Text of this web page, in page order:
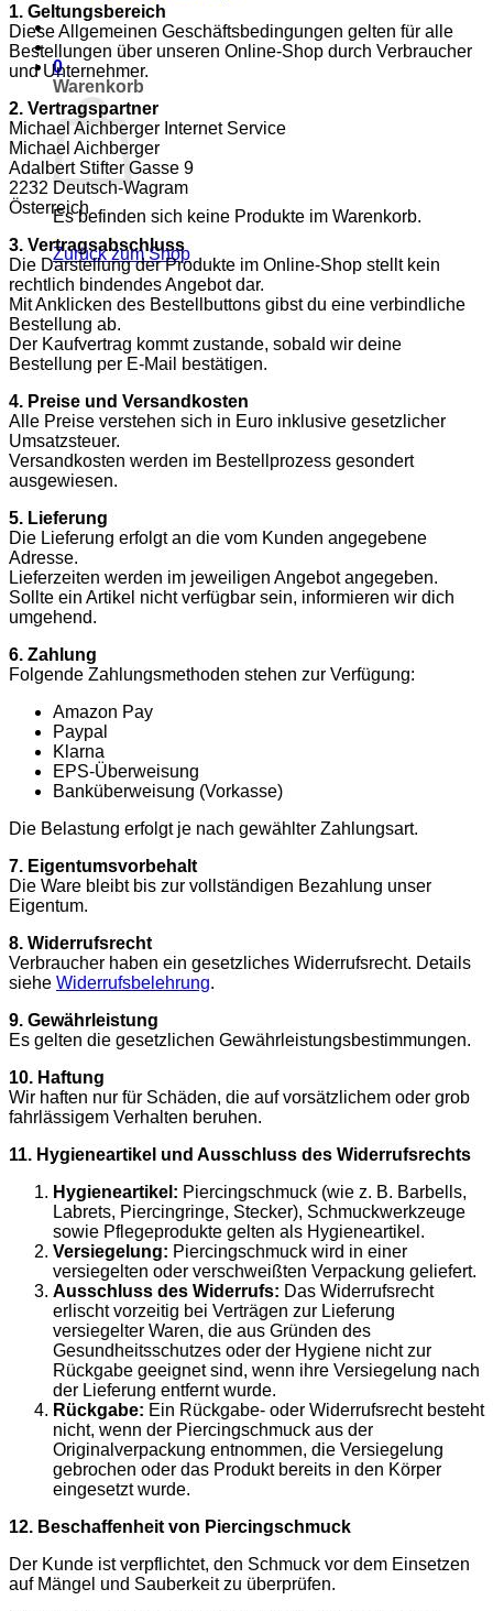
0
Warenkorb
Es befinden sich keine Produkte im Warenkorb.
Zurück zum Shop
1. Geltungsbereich
Diese Allgemeinen Geschäftsbedingungen gelten für alle
Bestellungen über unseren Online-Shop durch Verbraucher
und Unternehmer.
2. Vertragspartner
Michael Aichberger Internet Service
Michael Aichberger
Adalbert Stifter Gasse 9
2232 Deutsch-Wagram
Österreich
3. Vertragsabschluss
Die Darstellung der Produkte im Online-Shop stellt kein
rechtlich bindendes Angebot dar.
Mit Anklicken des Bestellbuttons gibst du eine verbindliche
Bestellung ab.
Der Kaufvertrag kommt zustande, sobald wir deine
Bestellung per E-Mail bestätigen.
4. Preise und Versandkosten
Alle Preise verstehen sich in Euro inklusive gesetzlicher
Umsatzsteuer.
Versandkosten werden im Bestellprozess gesondert
ausgewiesen.
5. Lieferung
Die Lieferung erfolgt an die vom Kunden angegebene
Adresse.
Lieferzeiten werden im jeweiligen Angebot angegeben.
Sollte ein Artikel nicht verfügbar sein, informieren wir dich
umgehend.
6. Zahlung
Folgende Zahlungsmethoden stehen zur Verfügung:
Amazon Pay
Paypal
Klarna
EPS-Überweisung
Banküberweisung (Vorkasse)
Die Belastung erfolgt je nach gewählter Zahlungsart.
7. Eigentumsvorbehalt
Die Ware bleibt bis zur vollständigen Bezahlung unser
Eigentum.
8. Widerrufsrecht
Verbraucher haben ein gesetzliches Widerrufsrecht. Details
siehe Widerrufsbelehrung.
9. Gewährleistung
Es gelten die gesetzlichen Gewährleistungsbestimmungen.
10. Haftung
Wir haften nur für Schäden, die auf vorsätzlichem oder grob
fahrlässigem Verhalten beruhen.
11. Hygieneartikel und Ausschluss des Widerrufsrechts
Hygieneartikel: Piercingschmuck (wie z. B. Barbells,
Labrets, Piercingringe, Stecker), Schmuckwerkzeuge
sowie Pflegeprodukte gelten als Hygieneartikel.
Versiegelung: Piercingschmuck wird in einer
versiegelten oder verschweißten Verpackung geliefert.
Ausschluss des Widerrufs: Das Widerrufsrecht
erlischt vorzeitig bei Verträgen zur Lieferung
versiegelter Waren, die aus Gründen des
Gesundheitsschutzes oder der Hygiene nicht zur
Rückgabe geeignet sind, wenn ihre Versiegelung nach
der Lieferung entfernt wurde.
Rückgabe: Ein Rückgabe- oder Widerrufsrecht besteht
nicht, wenn der Piercingschmuck aus der
Originalverpackung entnommen, die Versiegelung
gebrochen oder das Produkt bereits in den Körper
eingesetzt wurde.
12. Beschaffenheit von Piercingschmuck
Der Kunde ist verpflichtet, den Schmuck vor dem Einsetzen
auf Mängel und Sauberkeit zu überprüfen.